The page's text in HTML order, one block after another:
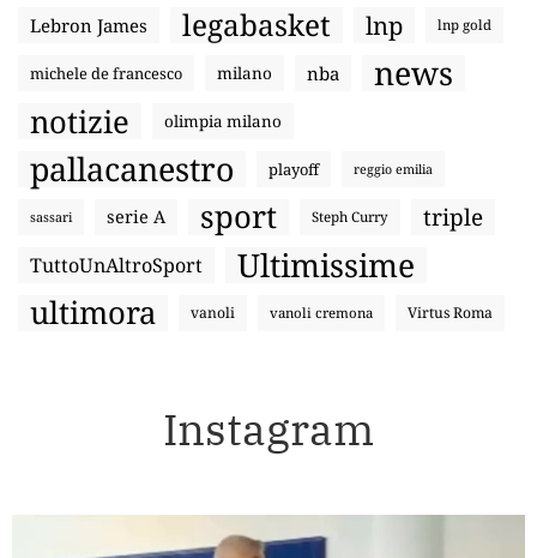
Lebron James legabasket lnp lnp gold
michele de francesco milano nba news
notizie olimpia milano
pallacanestro playoff reggio emilia
sassari serie A sport Steph Curry triple
TuttoUnAltroSport Ultimissime
ultimora vanoli vanoli cremona Virtus Roma
Instagram